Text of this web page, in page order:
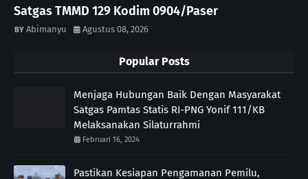
Satgas TMMD 129 Kodim 0904/Paser
Abimanyu Agustus 08, 2026
Popular Posts
Menjaga Hubungan Baik Dengan Masyarakat
Satgas Pamtas Statis RI-PNG Yonif 111/KB
Melaksanakan Silaturrahmi
Februari 16, 2024
Pastikan Kesiapan Pengamanan Pemilu,